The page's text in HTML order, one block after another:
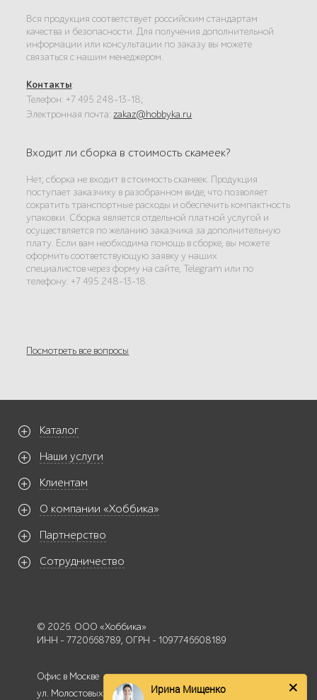
Вся продукция соответствует российским стандартам
качества и безопасности. Для получения дополнительной
информации или консультации по заказу вы можете
связаться с нашим менеджером.
Контакты:
Телефон: +7 495 248-13-18;
Электронная почта:zakaz@hobbyka.ru
Входит ли сборка в стоимость скамеек?
Нет, сборка не входит в стоимость скамеек. Продукция
поступает заказчику в разобранном виде, что позволяет
сократить транспортные расходы и обеспечить компактность
упаковки. Сборка является отдельной платной услугой и
осуществляется по желанию заказчика за дополнительную
плату. Если вам необходима помощь в сборке, вы можете
оформить соответствующую заявку у наших
специалистов через форму на сайте, Telegram или по
телефону: +7 495 248-13-18.
Посмотреть все вопросы
Каталог
Наши услуги
Клиентам
О компании «Хоббика»
Партнерство
Сотрудничество
© 2026. ООО «Хоббика»
ИНН - 7720668789, ОГРН - 1097746608189
Офис в Москве
ул. Молостовых 14А
Ирина Мищенко